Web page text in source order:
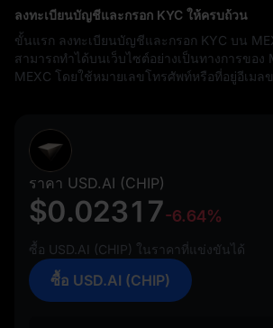
ลงทะเบียนบัญชีและกรอก KYC ให้ครบถ้วน
ขั้นแรก ลงทะเบียนบัญชีและกรอก KYC บน
สามารถทำได้บนเว็บไซต์อย่างเป็นทางการของ
MEXC โดยใช้หมายเลขโทรศัพท์หรือที่อยู่อีเมล
ราคา USD.AI (CHIP)
$0.02317-6.64%
ซื้อ USD.AI (CHIP) ในราคาที่แข่งขันได้
ซื้อ USD.AI (CHIP)